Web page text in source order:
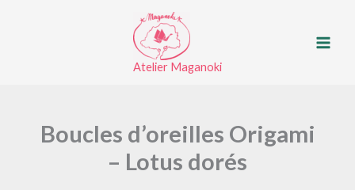
Atelier Maganoki
Boucles d’oreilles Origami
– Lotus dorés